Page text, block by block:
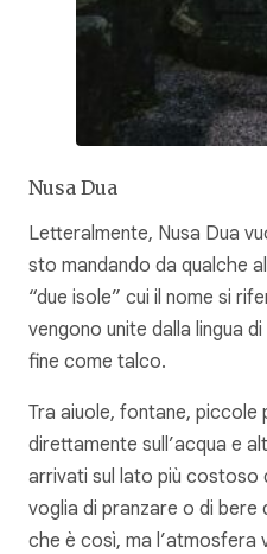
Nusa Dua
Letteralmente, Nusa Dua
sto mandando da qualche
“due isole” cui il nome si
vengono unite dalla lingua di
fine come talco.
Tra aiuole, fontane, piccole
direttamente sull’acqua e
arrivati sul lato più costoso
voglia di pranzare o di
che è così, ma l’atmosfera